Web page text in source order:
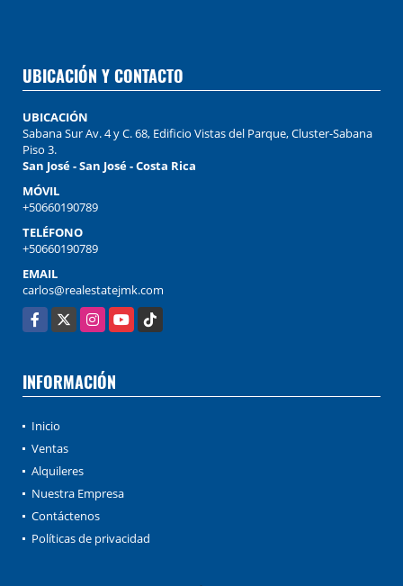
UBICACIÓN Y CONTACTO
UBICACIÓN
Sabana Sur Av. 4 y C. 68, Edificio Vistas del Parque, Cluster-Sabana
Piso 3.
San José - San José - Costa Rica
MÓVIL
+50660190789
TELÉFONO
+50660190789
EMAIL
carlos@realestatejmk.com
Facebook
X InstagramYouTubeTikTok
INFORMACIÓN
Inicio
Ventas
Alquileres
Nuestra Empresa
Contáctenos
Políticas de privacidad